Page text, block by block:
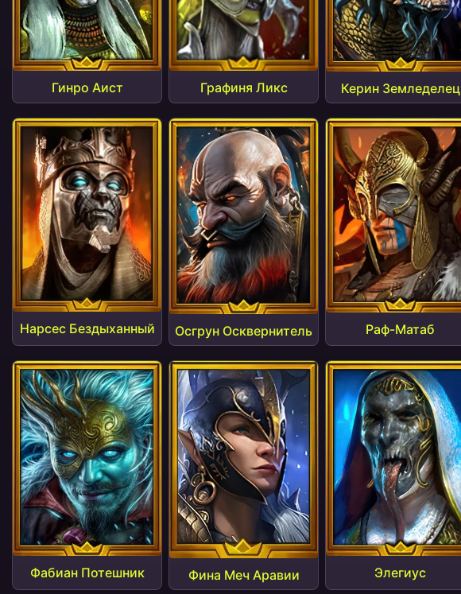
Гинро Аист Графиня Ликс Керин Земледелец
Нарсес Бездыханный Осгрун Осквернитель Раф-Матаб
Фабиан Потешник Фина Меч Аравии Элегиус